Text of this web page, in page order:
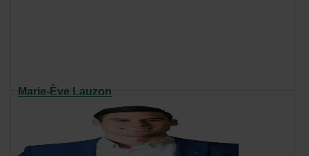
Marie-Ève Lauzon
Cellulaire : 819 635-2943
Communiquer par courriel- Cet
hyperlien
Langue parlée : français